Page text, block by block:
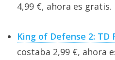
4,99 €, ahora es gratis.
King of Defense 2: TD
costaba 2,99 €, ahora